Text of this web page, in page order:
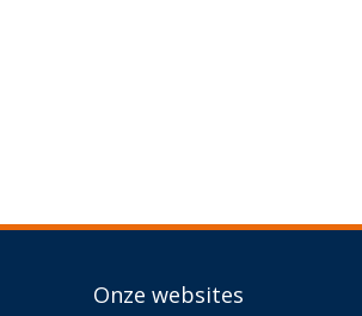
Onze websites